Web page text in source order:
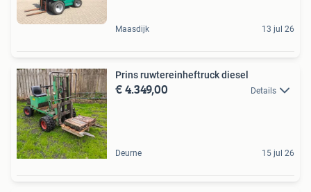
Maasdijk 13 jul 26
Prins ruwtereinheftruck diesel
€ 4.349,00 Details
Deurne 15 jul 26